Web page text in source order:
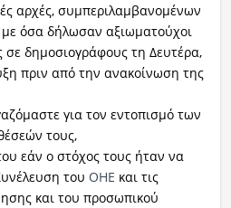
αρχές, συμπεριλαμβανομένων
όσα δήλωσαν αξιωματούχοι
δημοσιογράφους τη Δευτέρα,
πριν από την ανακοίνωση της
για τον εντοπισμό των
τους,
εάν ο στόχος τους ήταν να
του ΟΗΕ και τις
και του προσωπικού